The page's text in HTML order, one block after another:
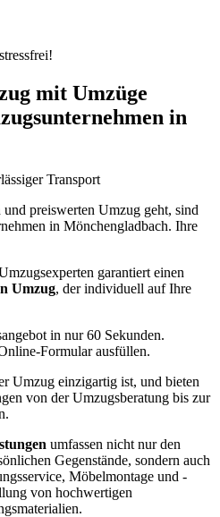
mit Umzüge
in
Transport
und preiswerten Umzug geht, sind
in Mönchengladbach. Ihre
garantiert einen
Umzug, der individuell auf Ihre
in nur 60 Sekunden.
Formular ausfüllen.
Umzug einzigartig ist, und bieten
von der Umzugsberatung bis zur
umfassen nicht nur den
Gegenstände, sondern auch
Möbelmontage und -
von hochwertigen